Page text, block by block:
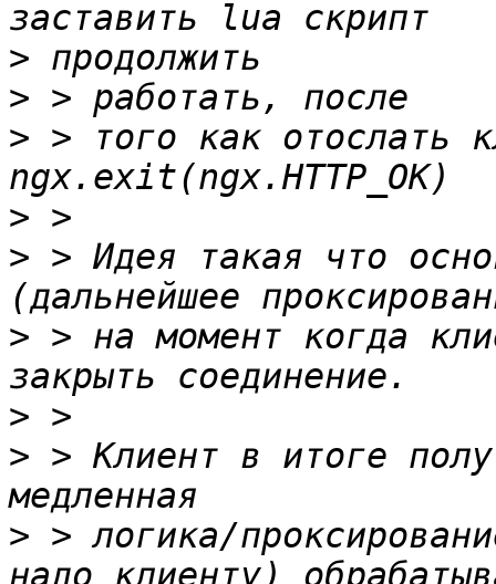
>
>
> > того как отослать
>
> > Идея такая что
> > на момент когда
>
> > Клиент в итоге
> > логика/